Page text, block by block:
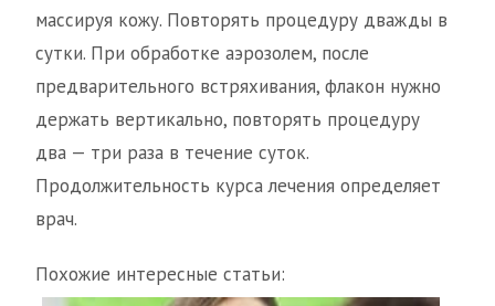
массируя кожу. Повторять процедуру дважды в
сутки. При обработке аэрозолем, после
предварительного встряхивания, флакон нужно
держать вертикально, повторять процедуру
два — три раза в течение суток.
Продолжительность курса лечения определяет
врач.
Похожие интересные статьи: